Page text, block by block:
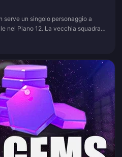
serve un singolo personaggio a
nel Piano 12. La vecchia squadra